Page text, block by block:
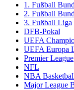
1. Fußball
2. Fußball
3. Fußball Liga
DFB-Pokal
UEFA
UEFA Europa
Premier League
NFL
NBA
Major League